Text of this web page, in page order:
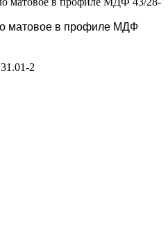
матовое в профиле МДФ
2